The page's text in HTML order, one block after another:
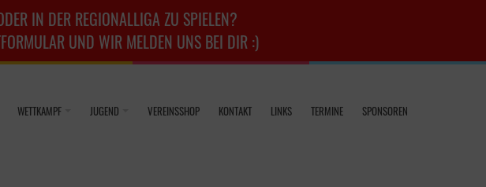
IN DER REGIONALLIGA ZU SPIELEN?
UND WIR MELDEN UNS BEI DIR :)
WETTKAMPF JUGEND VEREINSSHOP KONTAKT LINKS TERMINE SPONSOREN